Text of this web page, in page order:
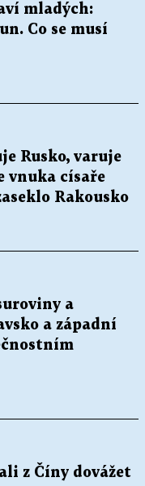
mladých:
Co se musí
Rusko, varuje
vnuka císaře
Rakousko
a
a západní
z Číny dovážet